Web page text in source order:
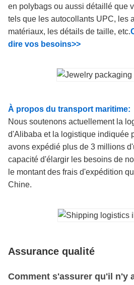
en polybags ou aussi détaillé que
tels que les autocollants UPC, les
matériaux, les détails de taille, etc.
dire vos besoins>>
À propos du transport maritime:
Nous soutenons actuellement la
d'Alibaba et la logistique indiquée
avons expédié plus de 3 millions
capacité d'élargir les besoins de
le montant des frais d'expédition
Chine.
Assurance qualité
Comment s'assurer qu'il n'y